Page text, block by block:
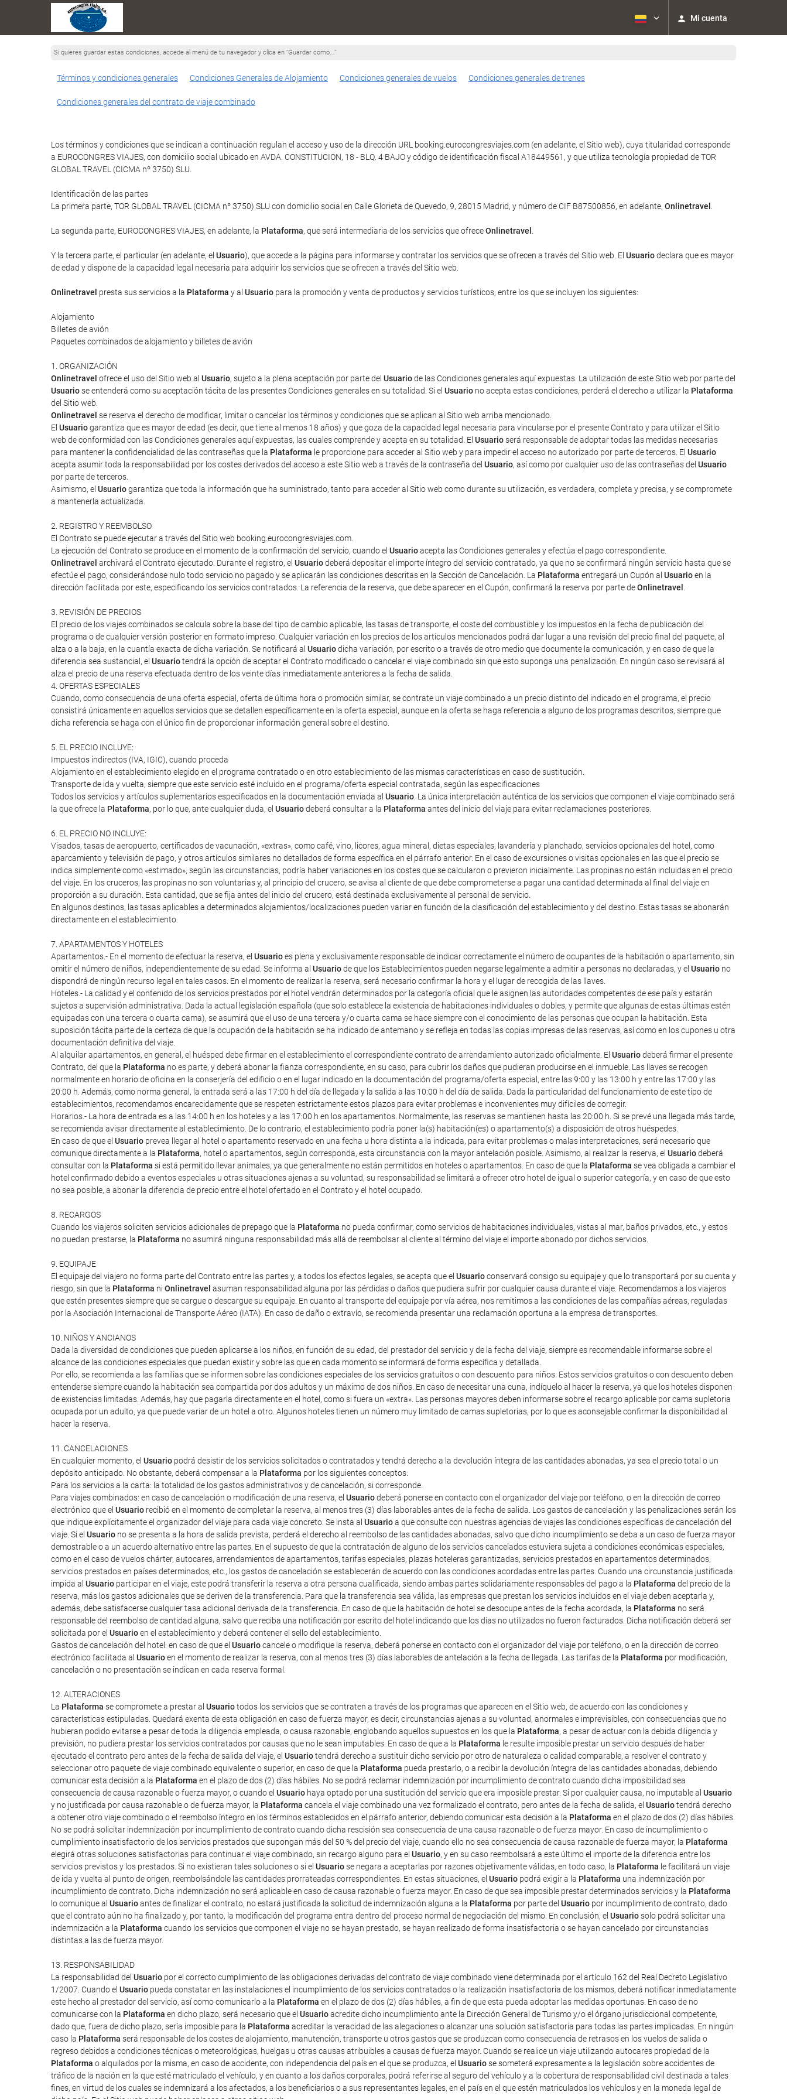
Mi cuenta
Si quieres guardar estas condiciones, accede al menú de tu navegador y clica en "Guardar como..."
Términos y condiciones generales Condiciones Generales de Alojamiento Condiciones generales de vuelos Condiciones generales de trenes
Condiciones generales del contrato de viaje combinado
Los términos y condiciones que se indican a continuación regulan el acceso y uso de la dirección URL booking.eurocongresviajes.com (en adelante, el Sitio web), cuya titularidad corresponde
a EUROCONGRES VIAJES, con domicilio social ubicado en AVDA. CONSTITUCION, 18 - BLQ. 4 BAJO y código de identificación fiscal A18449561, y que utiliza tecnología propiedad de TOR
GLOBAL TRAVEL (CICMA nº 3750) SLU.
Identificación de las partes
La primera parte, TOR GLOBAL TRAVEL (CICMA nº 3750) SLU con domicilio social en Calle Glorieta de Quevedo, 9, 28015 Madrid, y número de CIF B87500856, en adelante, Onlinetravel
La segunda parte, EUROCONGRES VIAJES, en adelante, la Plataforma, que será intermediaria de los servicios que ofreceOnlinetravel
Y la tercera parte, el particular (en adelante, el Usuario), que accede a la página para informarse y contratar los servicios que se ofrecen a través del Sitio web. El Usuariodeclara que es mayor
de edad y dispone de la capacidad legal necesaria para adquirir los servicios que se ofrecen a través del Sitio web.
Onlinetravel presta sus servicios a la Plataforma y al Usuario para la promoción y venta de productos y servicios turísticos, entre los que se incluyen los siguientes:
Alojamiento
Billetes de avión
Paquetes combinados de alojamiento y billetes de avión
1. ORGANIZACIÓN
Onlinetravel ofrece el uso del Sitio web al Usuario, sujeto a la plena aceptación por parte del Usuariode las Condiciones generales aquí expuestas. La utilización de este Sitio web por parte del
Usuariose entenderá como su aceptación tácita de las presentes Condiciones generales en su totalidad. Si el Usuario no acepta estas condiciones, perderá el derecho a utilizar la Plataforma
del Sitio web.
Onlinetravel se reserva el derecho de modificar, limitar o cancelar los términos y condiciones que se aplican al Sitio web arriba mencionado.
El Usuariogarantiza que es mayor de edad (es decir, que tiene al menos 18 años) y que goza de la capacidad legal necesaria para vincularse por el presente Contrato y para utilizar el Sitio
web de conformidad con las Condiciones generales aquí expuestas, las cuales comprende y acepta en su totalidad. El Usuarioserá responsable de adoptar todas las medidas necesarias
para mantener la confidencialidad de las contraseñas que la Plataforma le proporcione para acceder al Sitio web y para impedir el acceso no autorizado por parte de terceros. El Usuario
acepta asumir toda la responsabilidad por los costes derivados del acceso a este Sitio web a través de la contraseña del Usuario, así como por cualquier uso de las contraseñas del Usuario
por parte de terceros.
Asimismo, el Usuariogarantiza que toda la información que ha suministrado, tanto para acceder al Sitio web como durante su utilización, es verdadera, completa y precisa, y se compromete
a mantenerla actualizada.
2. REGISTRO Y REEMBOLSO
El Contrato se puede ejecutar a través del Sitio web booking.eurocongresviajes.com.
La ejecución del Contrato se produce en el momento de la confirmación del servicio, cuando el Usuarioacepta las Condiciones generales y efectúa el pago correspondiente.
Onlinetravel archivará el Contrato ejecutado. Durante el registro, el Usuariodeberá depositar el importe íntegro del servicio contratado, ya que no se confirmará ningún servicio hasta que se
efectúe el pago, considerándose nulo todo servicio no pagado y se aplicarán las condiciones descritas en la Sección de Cancelación. La Plataforma entregará un Cupón al Usuarioen la
dirección facilitada por este, especificando los servicios contratados. La referencia de la reserva, que debe aparecer en el Cupón, confirmará la reserva por parte deOnlinetravel
3. REVISIÓN DE PRECIOS
El precio de los viajes combinados se calcula sobre la base del tipo de cambio aplicable, las tasas de transporte, el coste del combustible y los impuestos en la fecha de publicación del
programa o de cualquier versión posterior en formato impreso. Cualquier variación en los precios de los artículos mencionados podrá dar lugar a una revisión del precio final del paquete, al
alza o a la baja, en la cuantía exacta de dicha variación. Se notificará al Usuariodicha variación, por escrito o a través de otro medio que documente la comunicación, y en caso de que la
diferencia sea sustancial, el Usuariotendrá la opción de aceptar el Contrato modificado o cancelar el viaje combinado sin que esto suponga una penalización. En ningún caso se revisará al
alza el precio de una reserva efectuada dentro de los veinte días inmediatamente anteriores a la fecha de salida.
4. OFERTAS ESPECIALES
Cuando, como consecuencia de una oferta especial, oferta de última hora o promoción similar, se contrate un viaje combinado a un precio distinto del indicado en el programa, el precio
consistirá únicamente en aquellos servicios que se detallen específicamente en la oferta especial, aunque en la oferta se haga referencia a alguno de los programas descritos, siempre que
dicha referencia se haga con el único fin de proporcionar información general sobre el destino.
5. EL PRECIO INCLUYE:
Impuestos indirectos (IVA, IGIC), cuando proceda
Alojamiento en el establecimiento elegido en el programa contratado o en otro establecimiento de las mismas características en caso de sustitución.
Transporte de ida y vuelta, siempre que este servicio esté incluido en el programa/oferta especial contratada, según las especificaciones
Todos los servicios y artículos suplementarios especificados en la documentación enviada al Usuario . La única interpretación auténtica de los servicios que componen el viaje combinado será
la que ofrece la Plataforma, por lo que, ante cualquier duda, el Usuariodeberá consultar a la Plataforma antes del inicio del viaje para evitar reclamaciones posteriores.
6. EL PRECIO NO INCLUYE:
Visados, tasas de aeropuerto, certificados de vacunación, «extras», como café, vino, licores, agua mineral, dietas especiales, lavandería y planchado, servicios opcionales del hotel, como
aparcamiento y televisión de pago, y otros artículos similares no detallados de forma específica en el párrafo anterior. En el caso de excursiones o visitas opcionales en las que el precio se
indica simplemente como «estimado», según las circunstancias, podría haber variaciones en los costes que se calcularon o previeron inicialmente. Las propinas no están incluidas en el precio
del viaje. En los cruceros, las propinas no son voluntarias y, al principio del crucero, se avisa al cliente de que debe comprometerse a pagar una cantidad determinada al final del viaje en
proporción a su duración. Esta cantidad, que se fija antes del inicio del crucero, está destinada exclusivamente al personal de servicio.
En algunos destinos, las tasas aplicables a determinados alojamientos/localizaciones pueden variar en función de la clasificación del establecimiento y del destino. Estas tasas se abonarán
directamente en el establecimiento.
7. APARTAMENTOS Y HOTELES
Apartamentos.- En el momento de efectuar la reserva, el Usuarioes plena y exclusivamente responsable de indicar correctamente el número de ocupantes de la habitación o apartamento, sin
omitir el número de niños, independientemente de su edad. Se informa al Usuariode que los Establecimientos pueden negarse legalmente a admitir a personas no declaradas, y el Usuario no
dispondrá de ningún recurso legal en tales casos. En el momento de realizar la reserva, será necesario confirmar la hora y el lugar de recogida de las llaves.
Hoteles.- La calidad y el contenido de los servicios prestados por el hotel vendrán determinados por la categoría oficial que le asignen las autoridades competentes de ese país y estarán
sujetos a supervisión administrativa. Dada la actual legislación española (que solo establece la existencia de habitaciones individuales o dobles, y permite que algunas de estas últimas estén
equipadas con una tercera o cuarta cama), se asumirá que el uso de una tercera y/o cuarta cama se hace siempre con el conocimiento de las personas que ocupan la habitación. Esta
suposición tácita parte de la certeza de que la ocupación de la habitación se ha indicado de antemano y se refleja en todas las copias impresas de las reservas, así como en los cupones u otra
documentación definitiva del viaje.
Al alquilar apartamentos, en general, el huésped debe firmar en el establecimiento el correspondiente contrato de arrendamiento autorizado oficialmente. El Usuariodeberá firmar el presente
Contrato, del que la Plataforma no es parte, y deberá abonar la fianza correspondiente, en su caso, para cubrir los daños que pudieran producirse en el inmueble. Las llaves se recogen
normalmente en horario de oficina en la conserjería del edificio o en el lugar indicado en la documentación del programa/oferta especial, entre las 9:00 y las 13:00 h y entre las 17:00 y las
20:00 h. Además, como norma general, la entrada será a las 17:00 h del día de llegada y la salida a las 10:00 h del día de salida. Dada la particularidad del funcionamiento de este tipo de
establecimientos, recomendamos encarecidamente que se respeten estrictamente estos plazos para evitar problemas e inconvenientes muy difíciles de corregir.
Horarios.- La hora de entrada es a las 14:00 h en los hoteles y a las 17:00 h en los apartamentos. Normalmente, las reservas se mantienen hasta las 20:00 h. Si se prevé una llegada más tarde,
se recomienda avisar directamente al establecimiento. De lo contrario, el establecimiento podría poner la(s) habitación(es) o apartamento(s) a disposición de otros huéspedes.
En caso de que el Usuario prevea llegar al hotel o apartamento reservado en una fecha u hora distinta a la indicada, para evitar problemas o malas interpretaciones, será necesario que
comunique directamente a la Plataforma, hotel o apartamentos, según corresponda, esta circunstancia con la mayor antelación posible. Asimismo, al realizar la reserva, el Usuariodeberá
consultar con la Plataforma si está permitido llevar animales, ya que generalmente no están permitidos en hoteles o apartamentos. En caso de que la Plataforma se vea obligada a cambiar el
hotel confirmado debido a eventos especiales u otras situaciones ajenas a su voluntad, su responsabilidad se limitará a ofrecer otro hotel de igual o superior categoría, y en caso de que esto
no sea posible, a abonar la diferencia de precio entre el hotel ofertado en el Contrato y el hotel ocupado.
8. RECARGOS
Cuando los viajeros soliciten servicios adicionales de prepago que la Plataforma no pueda confirmar, como servicios de habitaciones individuales, vistas al mar, baños privados, etc., y estos
no puedan prestarse, la Plataforma no asumirá ninguna responsabilidad más allá de reembolsar al cliente al término del viaje el importe abonado por dichos servicios.
9. EQUIPAJE
El equipaje del viajero no forma parte del Contrato entre las partes y, a todos los efectos legales, se acepta que el Usuarioconservará consigo su equipaje y que lo transportará por su cuenta y
riesgo, sin que la Plataforma ni Onlinetravel asuman responsabilidad alguna por las pérdidas o daños que pudiera sufrir por cualquier causa durante el viaje. Recomendamos a los viajeros
que estén presentes siempre que se cargue o descargue su equipaje. En cuanto al transporte del equipaje por vía aérea, nos remitimos a las condiciones de las compañías aéreas, reguladas
por la Asociación Internacional de Transporte Aéreo (IATA). En caso de daño o extravío, se recomienda presentar una reclamación oportuna a la empresa de transportes.
10. NIÑOS Y ANCIANOS
Dada la diversidad de condiciones que pueden aplicarse a los niños, en función de su edad, del prestador del servicio y de la fecha del viaje, siempre es recomendable informarse sobre el
alcance de las condiciones especiales que puedan existir y sobre las que en cada momento se informará de forma específica y detallada.
Por ello, se recomienda a las familias que se informen sobre las condiciones especiales de los servicios gratuitos o con descuento para niños. Estos servicios gratuitos o con descuento deben
entenderse siempre cuando la habitación sea compartida por dos adultos y un máximo de dos niños. En caso de necesitar una cuna, indíquelo al hacer la reserva, ya que los hoteles disponen
de existencias limitadas. Además, hay que pagarla directamente en el hotel, como si fuera un «extra». Las personas mayores deben informarse sobre el recargo aplicable por cama supletoria
ocupada por un adulto, ya que puede variar de un hotel a otro. Algunos hoteles tienen un número muy limitado de camas supletorias, por lo que es aconsejable confirmar la disponibilidad al
hacer la reserva.
11. CANCELACIONES
En cualquier momento, el Usuario podrá desistir de los servicios solicitados o contratados y tendrá derecho a la devolución íntegra de las cantidades abonadas, ya sea el precio total o un
depósito anticipado. No obstante, deberá compensar a la Plataforma por los siguientes conceptos:
Para los servicios a la carta: la totalidad de los gastos administrativos y de cancelación, si corresponde.
Para viajes combinados: en caso de cancelación o modificación de una reserva, el Usuariodeberá ponerse en contacto con el organizador del viaje por teléfono, o en la dirección de correo
electrónico que el Usuario recibió en el momento de completar la reserva, al menos tres (3) días laborables antes de la fecha de salida. Los gastos de cancelación y las penalizaciones serán los
que indique explícitamente el organizador del viaje para cada viaje concreto. Se insta al Usuarioa que consulte con nuestras agencias de viajes las condiciones específicas de cancelación del
viaje. Si el Usuario no se presenta a la hora de salida prevista, perderá el derecho al reembolso de las cantidades abonadas, salvo que dicho incumplimiento se deba a un caso de fuerza mayor
demostrable o a un acuerdo alternativo entre las partes. En el supuesto de que la contratación de alguno de los servicios cancelados estuviera sujeta a condiciones económicas especiales,
como en el caso de vuelos chárter, autocares, arrendamientos de apartamentos, tarifas especiales, plazas hoteleras garantizadas, servicios prestados en apartamentos determinados,
servicios prestados en países determinados, etc., los gastos de cancelación se establecerán de acuerdo con las condiciones acordadas entre las partes. Cuando una circunstancia justificada
impida al Usuario participar en el viaje, este podrá transferir la reserva a otra persona cualificada, siendo ambas partes solidariamente responsables del pago a la Plataforma del precio de la
reserva, más los gastos adicionales que se deriven de la transferencia. Para que la transferencia sea válida, las empresas que prestan los servicios incluidos en el viaje deben aceptarla y,
además, debe satisfacerse cualquier tasa adicional derivada de la transferencia. En caso de que la habitación de hotel se desocupe antes de la fecha acordada, la Plataforma no será
responsable del reembolso de cantidad alguna, salvo que reciba una notificación por escrito del hotel indicando que los días no utilizados no fueron facturados. Dicha notificación deberá ser
solicitada por el Usuarioen el establecimiento y deberá contener el sello del establecimiento.
Gastos de cancelación del hotel: en caso de que el Usuariocancele o modifique la reserva, deberá ponerse en contacto con el organizador del viaje por teléfono, o en la dirección de correo
electrónico facilitada al Usuarioen el momento de realizar la reserva, con al menos tres (3) días laborables de antelación a la fecha de llegada. Las tarifas de la Plataforma por modificación,
cancelación o no presentación se indican en cada reserva formal.
12. ALTERACIONES
La Plataforma se compromete a prestar al Usuariotodos los servicios que se contraten a través de los programas que aparecen en el Sitio web, de acuerdo con las condiciones y
características estipuladas. Quedará exenta de esta obligación en caso de fuerza mayor, es decir, circunstancias ajenas a su voluntad, anormales e imprevisibles, con consecuencias que no
hubieran podido evitarse a pesar de toda la diligencia empleada, o causa razonable, englobando aquellos supuestos en los que la Plataforma, a pesar de actuar con la debida diligencia y
previsión, no pudiera prestar los servicios contratados por causas que no le sean imputables. En caso de que a la Plataforma le resulte imposible prestar un servicio después de haber
ejecutado el contrato pero antes de la fecha de salida del viaje, el Usuariotendrá derecho a sustituir dicho servicio por otro de naturaleza o calidad comparable, a resolver el contrato y
seleccionar otro paquete de viaje combinado equivalente o superior, en caso de que la Plataforma pueda prestarlo, o a recibir la devolución íntegra de las cantidades abonadas, debiendo
comunicar esta decisión a la Plataforma en el plazo de dos (2) días hábiles. No se podrá reclamar indemnización por incumplimiento de contrato cuando dicha imposibilidad sea
consecuencia de causa razonable o fuerza mayor, o cuando el Usuario haya optado por una sustitución del servicio que era imposible prestar. Si por cualquier causa, no imputable al Usuario
y no justificada por causa razonable o de fuerza mayor, la Plataforma cancela el viaje combinado una vez formalizado el contrato, pero antes de la fecha de salida, el Usuariotendrá derecho
a obtener otro viaje combinado o el reembolso íntegro en los términos establecidos en el párrafo anterior, debiendo comunicar esta decisión a la Plataforma en el plazo de dos (2) días hábiles.
No se podrá solicitar indemnización por incumplimiento de contrato cuando dicha rescisión sea consecuencia de una causa razonable o de fuerza mayor. En caso de incumplimiento o
cumplimiento insatisfactorio de los servicios prestados que supongan más del 50 % del precio del viaje, cuando ello no sea consecuencia de causa razonable de fuerza mayor, la Plataforma
elegirá otras soluciones satisfactorias para continuar el viaje combinado, sin recargo alguno para el Usuario, y en su caso reembolsará a este último el importe de la diferencia entre los
servicios previstos y los prestados. Si no existieran tales soluciones o si el Usuariose negara a aceptarlas por razones objetivamente válidas, en todo caso, la Plataforma le facilitará un viaje
de ida y vuelta al punto de origen, reembolsándole las cantidades prorrateadas correspondientes. En estas situaciones, el Usuario podrá exigir a la Plataforma una indemnización por
incumplimiento de contrato. Dicha indemnización no será aplicable en caso de causa razonable o fuerza mayor. En caso de que sea imposible prestar determinados servicios y la Plataforma
lo comunique al Usuarioantes de finalizar el contrato, no estará justificada la solicitud de indemnización alguna a la Plataforma por parte del Usuario por incumplimiento de contrato, dado
que el contrato aún no ha finalizado y, por tanto, la modificación del programa entra dentro del proceso normal de negociación del mismo. En conclusión, el Usuariosolo podrá solicitar una
indemnización a la Plataforma cuando los servicios que componen el viaje no se hayan prestado, se hayan realizado de forma insatisfactoria o se hayan cancelado por circunstancias
distintas a las de fuerza mayor.
13. RESPONSABILIDAD
La responsabilidad del Usuario por el correcto cumplimiento de las obligaciones derivadas del contrato de viaje combinado viene determinada por el artículo 162 del Real Decreto Legislativo
1/2007. Cuando el Usuario pueda constatar en las instalaciones el incumplimiento de los servicios contratados o la realización insatisfactoria de los mismos, deberá notificar inmediatamente
este hecho al prestador del servicio, así como comunicarlo a la Plataforma en el plazo de dos (2) días hábiles, a fin de que esta pueda adoptar las medidas oportunas. En caso de no
comunicarse con la Plataforma en dicho plazo, será necesario que el Usuarioacredite dicho incumplimiento ante la Dirección General de Turismo y/o el órgano jurisdiccional competente,
dado que, fuera de dicho plazo, sería imposible para la Plataforma acreditar la veracidad de las alegaciones o alcanzar una solución satisfactoria para todas las partes implicadas. En ningún
caso la Plataforma será responsable de los costes de alojamiento, manutención, transporte u otros gastos que se produzcan como consecuencia de retrasos en los vuelos de salida o
regreso debidos a condiciones técnicas o meteorológicas, huelgas u otras causas atribuibles a causas de fuerza mayor. Cuando se realice un viaje utilizando autocares propiedad de la
Plataforma o alquilados por la misma, en caso de accidente, con independencia del país en el que se produzca, el Usuariose someterá expresamente a la legislación sobre accidentes de
tráfico de la nación en la que esté matriculado el vehículo, y en cuanto a los daños corporales, podrá referirse al seguro del vehículo y a la cobertura de responsabilidad civil destinada a tales
fines, en virtud de los cuales se indemnizará a los afectados, a los beneficiarios o a sus representantes legales, en el país en el que estén matriculados los vehículos y en la moneda legal de